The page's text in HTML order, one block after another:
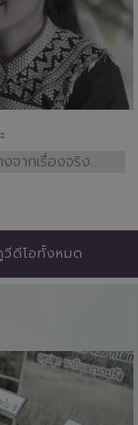
จากเรื่องจริง...
วีดีโอทั้งหมด